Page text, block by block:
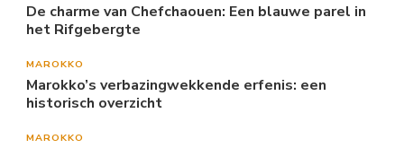
De charme van Chefchaouen: Een blauwe parel in
het Rifgebergte
MAROKKO
Marokko’s verbazingwekkende erfenis: een
historisch overzicht
MAROKKO